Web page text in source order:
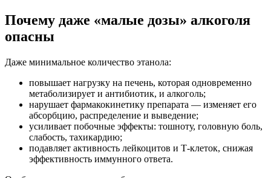
Почему даже «малые дозы» алкоголя
опасны
Даже минимальное количество этанола:
повышает нагрузку на печень, которая одновременно
метаболизирует и антибиотик, и алкоголь;
нарушает фармакокинетику препарата — изменяет его
абсорбцию, распределение и выведение;
усиливает побочные эффекты: тошноту, головную боль,
слабость, тахикардию;
подавляет активность лейкоцитов и Т-клеток, снижая
эффективность иммунного ответа.